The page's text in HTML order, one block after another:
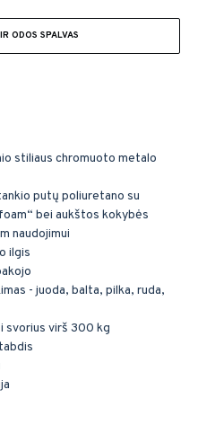
ODOS SPALVAS
stiliaus chromuoto metalo
putų poliuretano su
bei aukštos kokybės
naudojimui
ilgis
- juoda, balta, pilka, ruda,
svorius virš 300 kg